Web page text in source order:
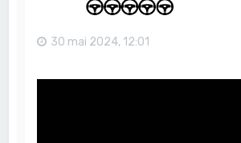
30 mai 2024, 12:01